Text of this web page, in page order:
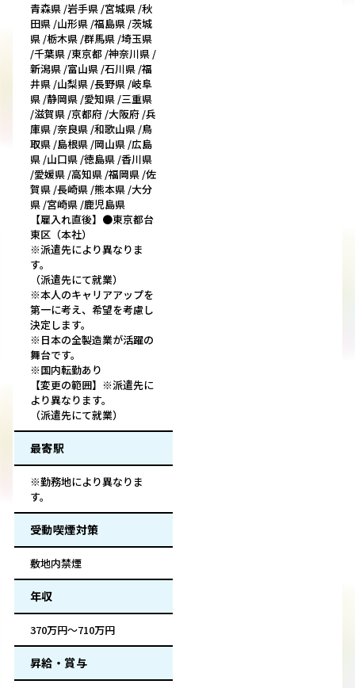
青森県 /岩手県 /宮城県 /秋
田県 /山形県 /福島県 /茨城
県 /栃木県 /群馬県 /埼玉県
/千葉県 /東京都 /神奈川県 /
新潟県 /富山県 /石川県 /福
井県 /山梨県 /長野県 /岐阜
県 /静岡県 /愛知県 /三重県
/滋賀県 /京都府 /大阪府 /兵
庫県 /奈良県 /和歌山県 /鳥
取県 /島根県 /岡山県 /広島
県 /山口県 /徳島県 /香川県
/愛媛県 /高知県 /福岡県 /佐
賀県 /長崎県 /熊本県 /大分
県 /宮崎県 /鹿児島県
【雇入れ直後】●東京都台
東区（本社）
※派遣先により異なりま
す。
（派遣先にて就業）
※本人のキャリアアップを
第一に考え、希望を考慮し
決定します。
※日本の全製造業が活躍の
舞台です。
※国内転勤あり
【変更の範囲】※派遣先に
より異なります。
（派遣先にて就業）
最寄駅
※勤務地により異なりま
す。
受動喫煙対策
敷地内禁煙
年収
370万円～710万円
昇給・賞与